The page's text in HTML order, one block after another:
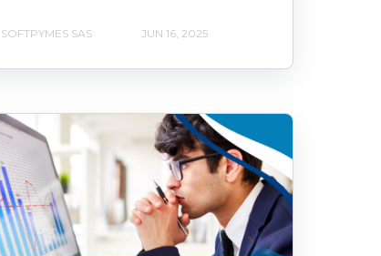
SOFTPYMES SAS JUN 16, 2025